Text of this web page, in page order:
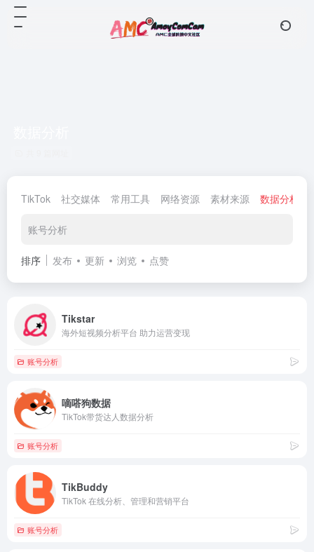
TikTok 社交媒体 常用工具 网络资源 素材来源 数据分析
账号分析
排序 发布 更新 浏览 点赞
Tikstar
海外短视频分析平台 助力运营变现
账号分析
嘀嗒狗数据
TikTok带货达人数据分析
账号分析
TikBuddy
TikTok 在线分析、管理和营销平台
账号分析